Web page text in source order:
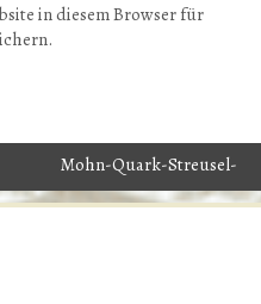
in diesem Browser für
Mohn-Quark-Streusel-
Kuchen»